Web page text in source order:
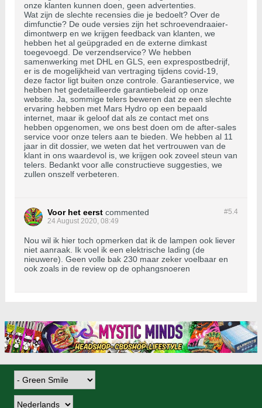
onze klanten kunnen doen, geen advertenties.
Wat zijn de slechte recensies die je bedoelt? Over de
dimfunctie? De oude versies zijn het schroevendraaier-
dimontwerp en we krijgen feedback van klanten, we
hebben het al geüpgraded en de externe dimkast
toegevoegd. De verzendservice? We hebben
samenwerking met DHL en GLS, een exprespostbedrijf,
er is de mogelijkheid van vertraging tijdens covid-19,
deze factor ligt buiten onze controle. Garantieservice, we
hebben het gedetailleerde garantiebeleid op onze
website. Ja, sommige telers beweren dat ze een slechte
ervaring hebben met Mars Hydro op een bepaald
internet, maar ik geloof dat als ze contact met ons
hebben opgenomen, we ons best doen om de after-sales
service voor onze telers aan te bieden. We hebben al 11
jaar in dit dossier, we weten dat het vertrouwen van de
klant in ons waardevol is, we krijgen ook zoveel steun van
telers. Bedankt voor alle constructieve suggesties, we
zullen onszelf verbeteren.
#5.4
Voor het eerst commented
24 August 2020, 08:49
Nou wil ik hier toch opmerken dat ik de lampen ook liever
niet aanraak. Ik voel ik een elektrische lading (de
nieuwere). Geen volle bak 230 maar zeker voelbaar en
ook zoals in de review op de ophangsnoeren